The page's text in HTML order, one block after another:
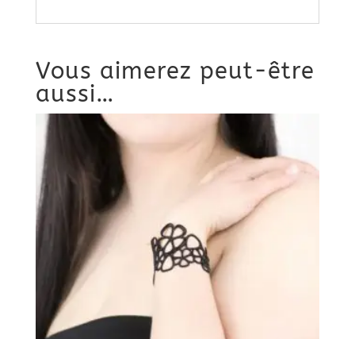
Vous aimerez peut-être
aussi…